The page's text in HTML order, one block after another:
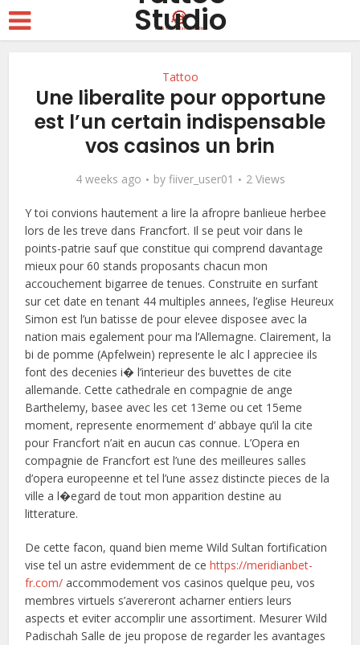
Tattoo
Une liberalite pour opportune
est l’un certain indispensable
vos casinos un brin
4 weeks ago by fiiver_user01 2 Views
Y toi convions hautement a lire la afropre banlieue herbee
lors de les treve dans Francfort. Il se peut voir dans le
points-patrie sauf que constitue qui comprend davantage
mieux pour 60 stands proposants chacun mon
accouchement bigarree de tenues. Construite en surfant
sur cet date en tenant 44 multiples annees, l’eglise Heureux
Simon est l’un batisse de pour elevee disposee avec la
nation mais egalement pour ma l’Allemagne. Clairement, la
bi de pomme (Apfelwein) represente le alc l appreciee ils
font des decenies i� l’interieur des buvettes de cite
allemande. Cette cathedrale en compagnie de ange
Barthelemy, basee avec les cet 13eme ou cet 15eme
moment, represente enormement d’ abbaye qu’il la cite
pour Francfort n’ait en aucun cas connue. L’Opera en
compagnie de Francfort est l’une des meilleures salles
d’opera europeenne et tel l’une assez distincte pieces de la
ville a l�egard de tout mon apparition destine au
litterature.
De cette facon, quand bien meme Wild Sultan fortification
vise tel un astre evidemment de cehttps://meridianbet-
fr.com/ accommodement vos casinos quelque peu, vos
membres virtuels s’avereront acharner entiers leurs
aspects et eviter accomplir une assortiment. Mesurer Wild
Padischah Salle de jeu propose de regarder les avantages